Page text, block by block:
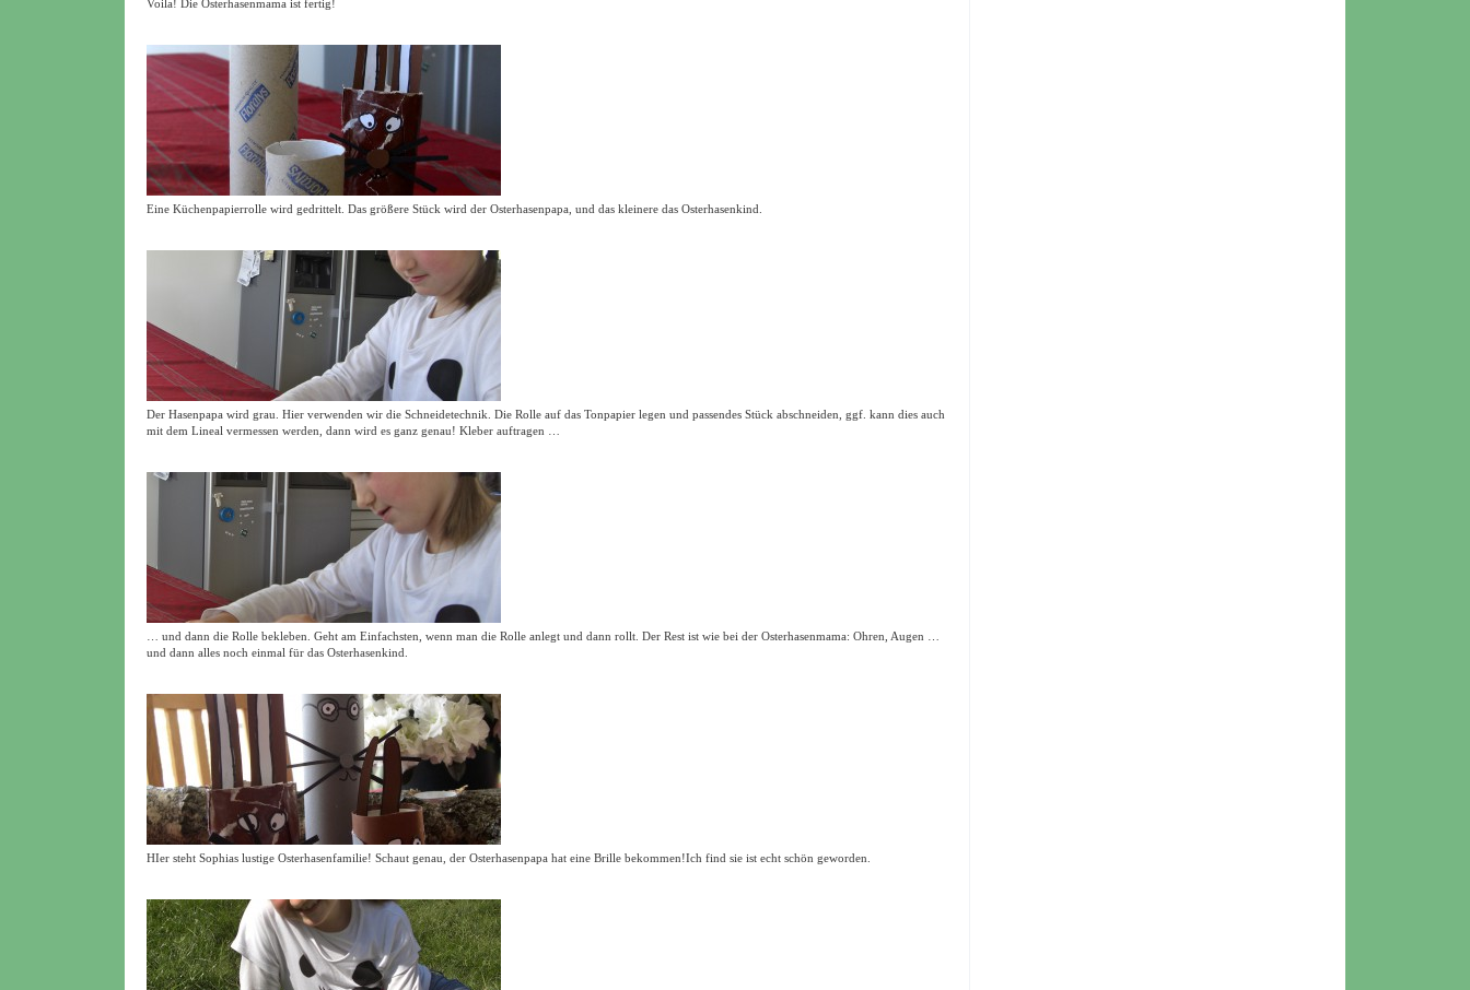
Voila! Die Osterhasenmama ist fertig!
Eine Küchenpapierrolle wird gedrittelt. Das größere Stück wird der Osterhasenpapa, und das kleinere das Osterhasenkind.
Der Hasenpapa wird grau. Hier verwenden wir die Schneidetechnik. Die Rolle auf das Tonpapier legen und passendes Stück abschneiden, ggf. kann dies auch
mit dem Lineal vermessen werden, dann wird es ganz genau! Kleber auftragen …
… und dann die Rolle bekleben. Geht am Einfachsten, wenn man die Rolle anlegt und dann rollt. Der Rest ist wie bei der Osterhasenmama: Ohren, Augen …
und dann alles noch einmal für das Osterhasenkind.
HIer steht Sophias lustige Osterhasenfamilie! Schaut genau, der Osterhasenpapa hat eine Brille bekommen!Ich find sie ist echt schön geworden.